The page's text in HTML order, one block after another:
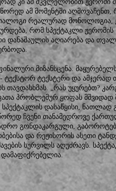
კი ამ მკვლელობით
ამ მომენტში აღმოვაჩენთ,
რეალურად მონოლოგია,
რომ სპექტაკლი ჟერომის
დანაშაულის აღიარება და
მიზანსცენა.
- ტექსტორ ტექსტერი და ამჯერად
თავდასხმას. „რას უყურებთ?
პრობლემურ ყოფას მშვიდად
დასაწყისი, ნათლად
ჩვენი თანამედროვე
გონდაკარგული,
და რეჟისორის ასეთი
სურვილს აღუძრავს.